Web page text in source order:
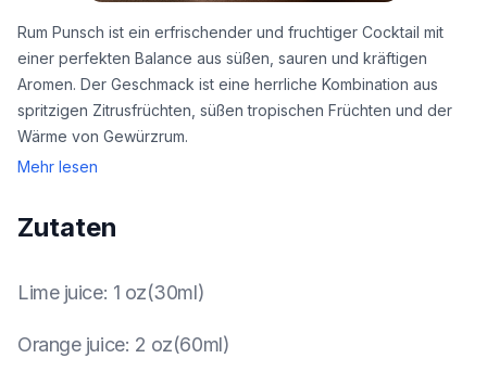
Rum Punsch ist ein erfrischender und fruchtiger Cocktail mit
einer perfekten Balance aus süßen, sauren und kräftigen
Aromen. Der Geschmack ist eine herrliche Kombination aus
spritzigen Zitrusfrüchten, süßen tropischen Früchten und der
Wärme von Gewürzrum.
Mehr lesen
Zutaten
Lime juice: 1 oz(30ml)
Orange juice: 2 oz(60ml)